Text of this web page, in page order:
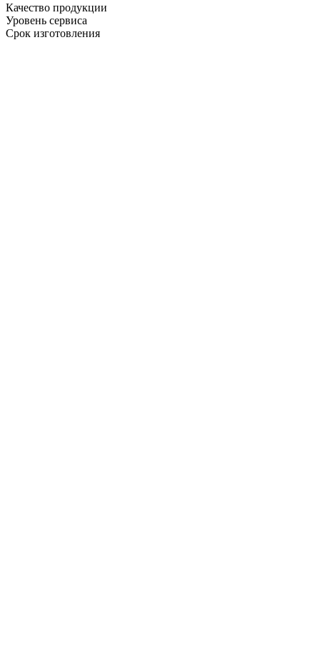
Качество продукции
Уровень сервиса
Срок изготовления